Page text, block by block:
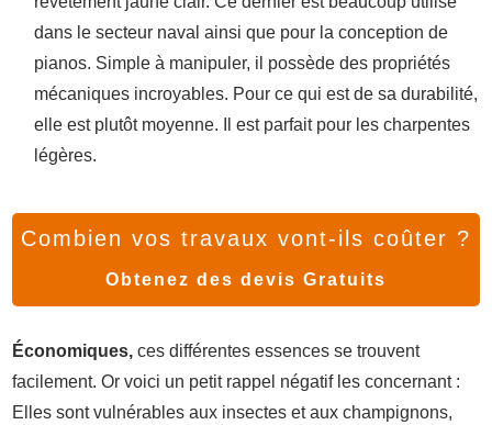
dans le secteur naval ainsi que pour la conception de
pianos. Simple à manipuler, il possède des propriétés
mécaniques incroyables. Pour ce qui est de sa durabilité,
elle est plutôt moyenne. Il est parfait pour les charpentes
légères.
Combien vos travaux vont-ils coûter ?
Obtenez des devis Gratuits
Économiques, ces différentes essences se trouvent
facilement. Or voici un petit rappel négatif les concernant :
Elles sont vulnérables aux insectes et aux champignons,